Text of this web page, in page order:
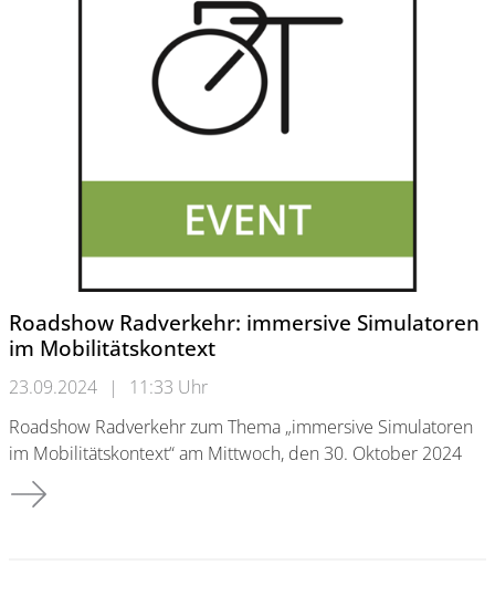
Roadshow Radverkehr: immersive Simulatoren
im Mobilitätskontext
23.09.2024 |
11:33 Uhr
Roadshow Radverkehr zum Thema „immersive Simulatoren
im Mobilitätskontext“ am Mittwoch, den 30. Oktober 2024
Roadshow Radverkehr: immersive Simulatoren im